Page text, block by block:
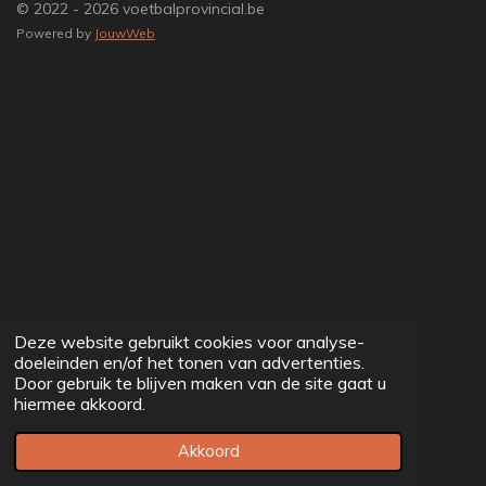
Deze website gebruikt cookies voor analyse-
doeleinden en/of het tonen van advertenties.
Door gebruik te blijven maken van de site gaat u
hiermee akkoord.
Akkoord
© 2022 - 2026 voetbalprovincial.be
Powered by JouwWeb